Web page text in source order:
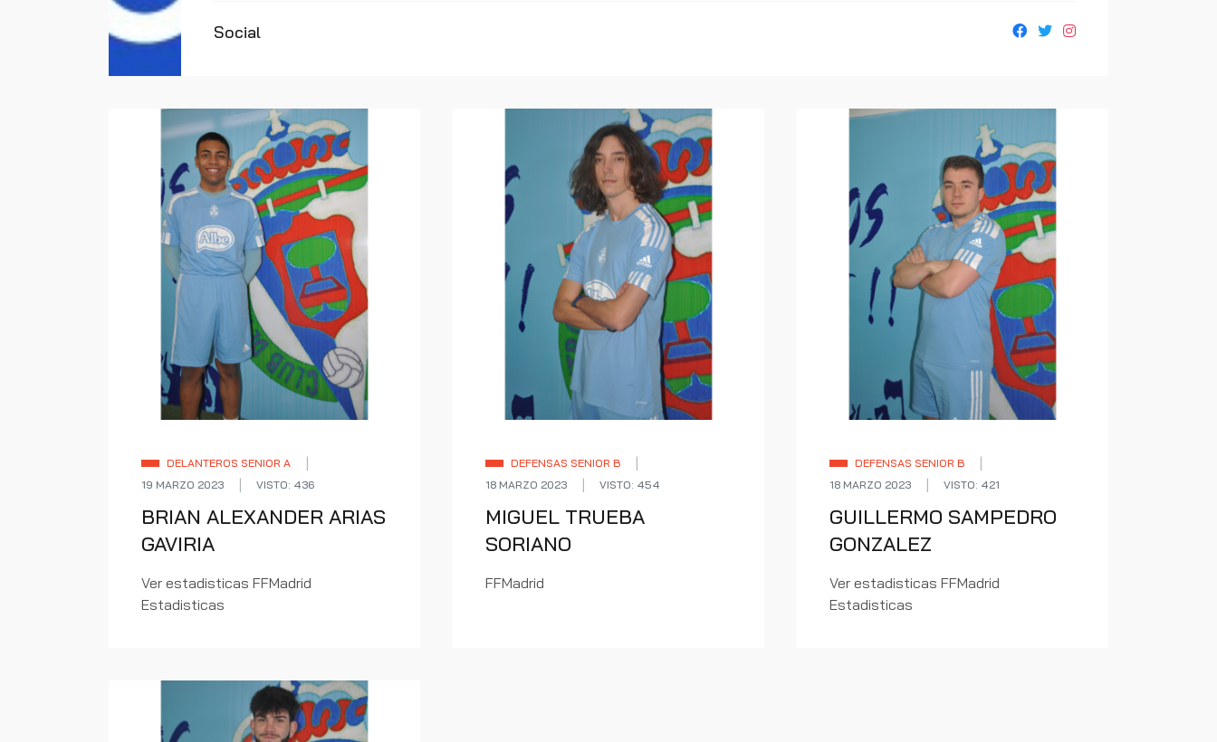
Social
DELANTEROS SENIOR A
19 MARZO 2023
VISTO: 436
BRIAN ALEXANDER ARIAS
GAVIRIA
Ver estadisticas FFMadrid
Estadisticas
DEFENSAS SENIOR B
18 MARZO 2023
VISTO: 454
MIGUEL TRUEBA
SORIANO
FFMadrid
DEFENSAS SENIOR B
18 MARZO 2023
VISTO: 421
GUILLERMO SAMPEDRO
GONZALEZ
Ver estadisticas FFMadrid
Estadisticas